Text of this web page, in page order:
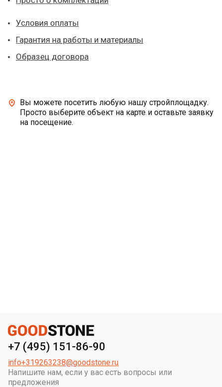
Условия оплаты
Гарантия на работы и материалы
Образец договора
Вы можете посетить любую нашу стройплощадку.
Просто выберите объект на карте и оставьте заявку
на посещение.
+7 (495) 151-86-90
Напишите нам, если у вас есть вопросы или
предложения
info+319263238@goodstone.ru